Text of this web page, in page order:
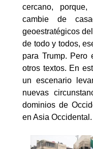
cercano,
cambie de
geoestratégicos
de todo y todos,
para Trump. Pero
otros textos. En
un escenario
nuevas
dominios de
en Asia Occidental.